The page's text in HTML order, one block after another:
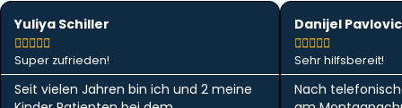
Yuliya Schiller

Super zufrieden!
Seit vielen Jahren bin ich und 2 meine
Danijel Pavlovic

Sehr hilfsbereit!
Nach